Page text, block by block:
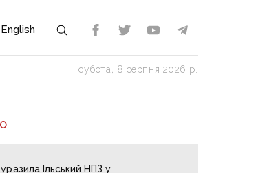
English
субота, 8 серпня 2026 р.
Ільський НПЗ у